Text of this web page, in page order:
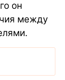
он
между